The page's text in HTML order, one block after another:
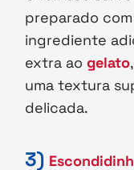
preparado
ingrediente
extra aogelato
uma textura
delicada.
3)